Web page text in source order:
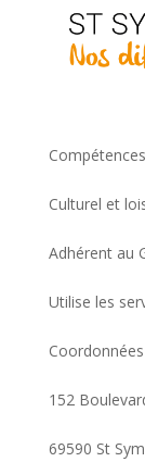
Culturel et
Adhérent au
Utilise les
152
69590 St